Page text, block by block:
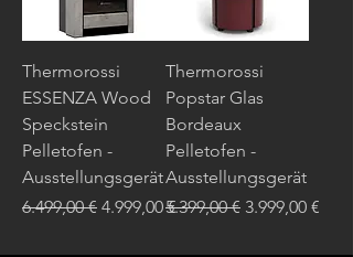
Thermorossi
ESSENZA Wood
Speckstein
Pelletofen -
Ausstellungsgerät
Standardpreis
6.499,00 € Sale-Preis
4.999,00 €
Thermorossi
Popstar Glas
Bordeaux
Pelletofen -
Ausstellungsgerät
Standardpreis
5.399,00 € Sale-Preis
3.999,00 €